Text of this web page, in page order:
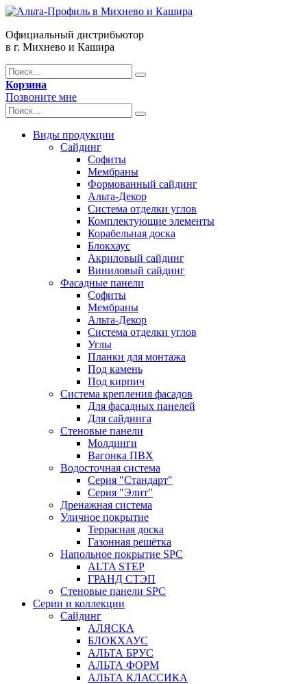
Официальный дистрибьютор
в г. Михнево и Кашира
Корзина
Позвоните мне
Виды продукции
Сайдинг
Софиты
Мембраны
Формованный сайдинг
Альта-Декор
Система отделки углов
Комплектующие элементы
Корабельная доска
Блокхаус
Акриловый сайдинг
Виниловый сайдинг
Фасадные панели
Софиты
Мембраны
Альта-Декор
Система отделки углов
Углы
Планки для монтажа
Под камень
Под кирпич
Система крепления фасадов
Для фасадных панелей
Для сайдинга
Стеновые панели
Молдинги
Вагонка ПВХ
Водосточная система
Серия "Стандарт"
Серия "Элит"
Дренажная система
Уличное покрытие
Террасная доска
Газонная решётка
Напольное покрытие SPC
ALTA STEP
ГРАНД СТЭП
Стеновые панели SPC
Серии и коллекции
Сайдинг
АЛЯСКА
БЛОКХАУС
АЛЬТА БРУС
АЛЬТА ФОРМ
АЛЬТА КЛАССИКА